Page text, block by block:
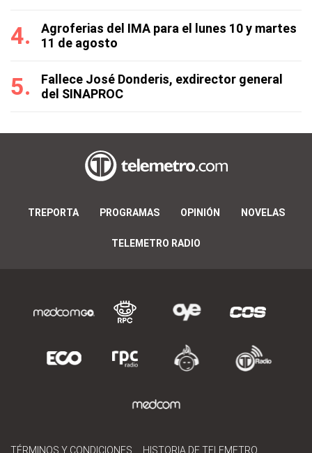
Agroferias del IMA para el lunes 10 y martes
11 de agosto
Fallece José Donderis, exdirector general
del SINAPROC
TREPORTA PROGRAMAS OPINIÓN NOVELAS
TELEMETRO RADIO
TÉRMINOS Y CONDICIONES HISTORIA DE TELEMETRO